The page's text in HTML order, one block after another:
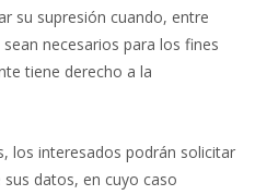
su supresión cuando, entre
necesarios para los fines
tiene derecho a la
los interesados podrán solicitar
datos, en cuyo caso